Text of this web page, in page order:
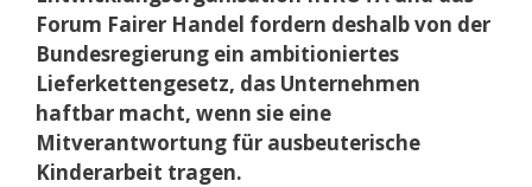
Forum Fairer Handel fordern deshalb von der
Bundesregierung ein ambitioniertes
Lieferkettengesetz, das Unternehmen
haftbar macht, wenn sie eine
Mitverantwortung für ausbeuterische
Kinderarbeit tragen.